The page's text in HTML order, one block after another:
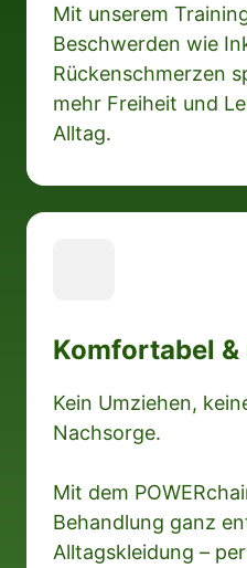
Mit unserem
Beschwerden wie
Rückenschmerzen
mehr Freiheit und
Alltag.
Komfortabel
Kein Umziehen,
Nachsorge.
Mit dem
Behandlung ganz
Alltagskleidung –